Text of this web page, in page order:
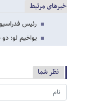
خبرهای مرتبط
رئیس
یواخیم لو:
نظر شما